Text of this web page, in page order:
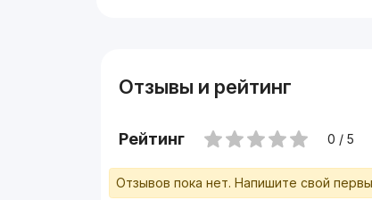
Отзывы и рейтинг
Рейтинг 0 / 5
Отзывов пока нет. Напишите свой